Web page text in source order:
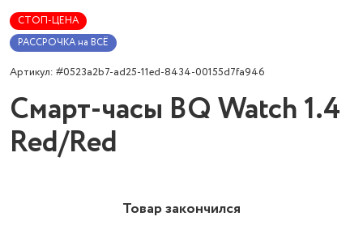
СТОП-ЦЕНА
РАССРОЧКА на ВСЁ
Артикул: #0523a2b7-ad25-11ed-8434-00155d7fa946
Смарт-часы BQ Watch 1.4
Red/Red
Товар закончился